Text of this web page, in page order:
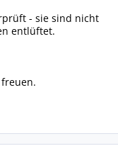
- sie sind nicht
entlüftet.